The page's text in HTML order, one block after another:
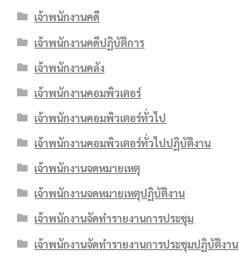
เจ้าพนักงานคดี
เจ้าพนักงานคดีปฏิบัติการ
เจ้าพนักงานคลัง
เจ้าพนักงานคอมพิวเตอร์
เจ้าพนักงานคอมพิวเตอร์ทั่วไป
เจ้าพนักงานคอมพิวเตอร์ทั่วไปปฏิบัติงาน
เจ้าพนักงานจดหมายเหตุ
เจ้าพนักงานจดหมายเหตุปฏิบัติงาน
เจ้าพนักงานจัดทำรายงานการประชุม
เจ้าพนักงานจัดทำรายงานการประชุมปฏิบัติงาน